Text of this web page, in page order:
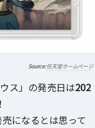
任天堂ホームページ
ス」の発売日は202
になるとは思って